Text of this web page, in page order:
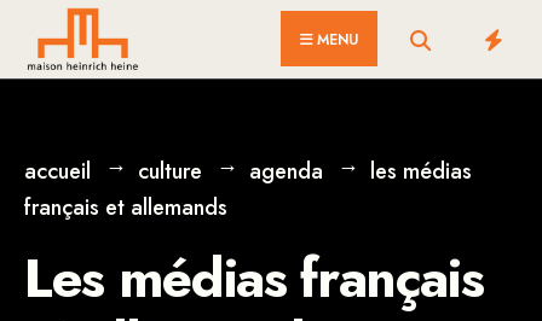
MENU
accueil culture agenda
les médias
français et allemands
Les médias français